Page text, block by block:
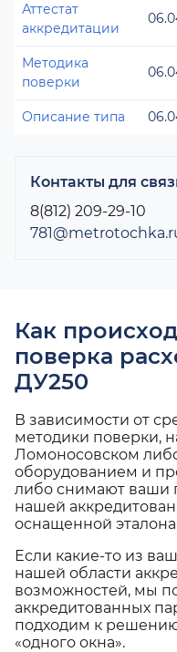
Аттестат
аккредитации
Методика
поверки
Описание типа
Контакты для
8(812) 209-29-10
Как
поверка
ДУ250
В зависимости от
методики поверки,
Ломоносовском
оборудованием и
либо снимают ваши
нашей
оснащенной
Если какие-то из
нашей области
возможностей, мы
аккредитованных
подходим к
«одного окна».